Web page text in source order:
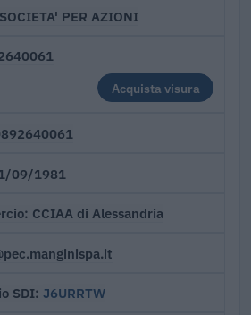
SOCIETA' PER AZIONI
Acquista visura
09/1981
CCIAA di Alessandria
SDI J6URRTW